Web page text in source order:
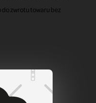
do zwrotu towaru bez